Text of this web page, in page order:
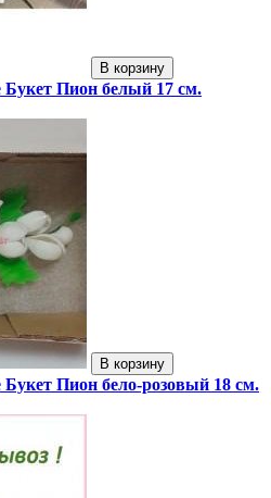
В корзину
Букет Пион белый 17 см.
В корзину
Пион бело-розовый 18 см.